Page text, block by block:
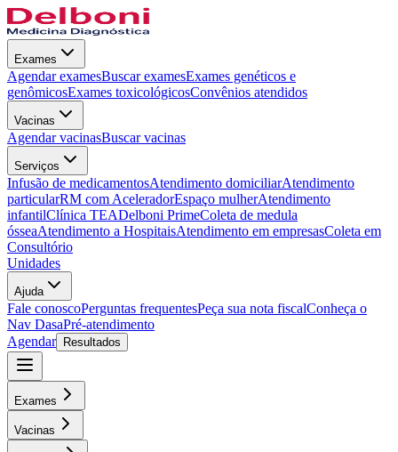
Exames
Agendar examesBuscar examesExames genéticos e
genômicosExames toxicológicosConvênios atendidos
Vacinas
Agendar vacinasBuscar vacinas
Serviços
Infusão de medicamentosAtendimento domiciliarAtendimento
particularRM com AceleradorEspaço mulherAtendimento
infantilClínica TEADelboni PrimeColeta de medula
ósseaAtendimento a HospitaisAtendimento em empresasColeta em
Consultório
Unidades
Ajuda
Fale conoscoPerguntas frequentesPeça sua nota fiscalConheça o
Nav DasaPré-atendimento
Agendar
Resultados
Exames
Vacinas